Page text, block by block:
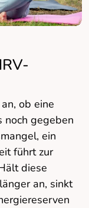
ob eine
noch gegeben
ein
führt zur
diese
an, sinkt